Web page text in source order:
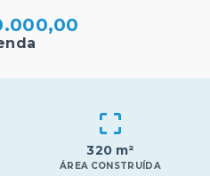
320 m²
ÁREA CONSTRUÍDA